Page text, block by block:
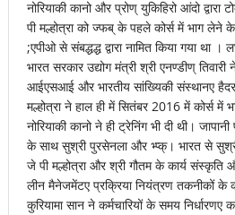
नोरियाकी कानो और प्रोण् युकिहिरो आंदो द्वारा
पी मल्होत्रा को ज्फब् के पहले कोर्स में भाग
;एपीओ से संबद्धद्ध द्वारा नामित किया गया था ।
भारत सरकार उद्योग मंत्री श्री एनण्डीण्
आईएसआई और भारतीय सांख्यिकी संस्थानए
मल्होत्रा ने हाल ही में सितंबर 2016 में कोर्स में
नोरियाकी कानो ने ही ट्रेनिंग भी दी थी।
के साथ सुश्री पुरसेनला और भ्प्क्। भारत से
जे पी मल्होत्रा और श्री गौतम के कार्य
लीन मैनेजमेंटए प्रक्रिया नियंत्रण तकनीकों के
कुरियामा सान ने कर्मचारियों के समय